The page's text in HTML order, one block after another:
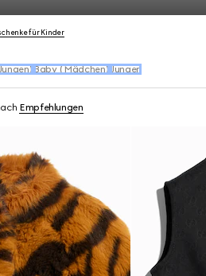
für Kinder
Baby (Mädchen) Jungen
Empfehlungen